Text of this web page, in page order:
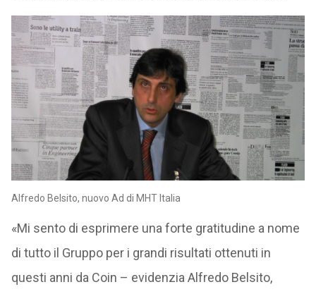
Alfredo Belsito, nuovo Ad di MHT Italia
«Mi sento di esprimere una forte gratitudine a nome
di tutto il Gruppo per i grandi risultati ottenuti in
questi anni da Coin – evidenzia Alfredo Belsito,